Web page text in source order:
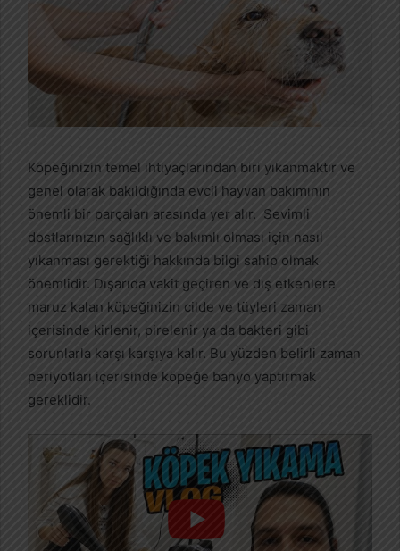
Köpeğinizin temel ihtiyaçlarından biri yıkanmaktır ve
genel olarak bakıldığında evcil hayvan bakımının
önemli bir parçaları arasında yer alır. Sevimli
dostlarınızın sağlıklı ve bakımlı olması için nasıl
yıkanması gerektiği hakkında bilgi sahip olmak
önemlidir. Dışarıda vakit geçiren ve dış etkenlere
maruz kalan köpeğinizin cilde ve tüyleri zaman
içerisinde kirlenir, pirelenir ya da bakteri gibi
sorunlarla karşı karşıya kalır. Bu yüzden belirli zaman
periyotları içerisinde köpeğe banyo yaptırmak
gereklidir.